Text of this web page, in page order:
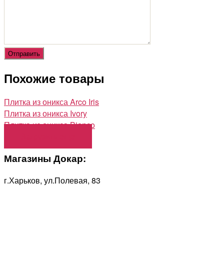
Похожие товары
Плитка из оникса Arco Iris
Плитка из оникса Ivory
Плитка из оникса Bianco
Магазины Докар:
г.Харьков, ул.Полевая, 83